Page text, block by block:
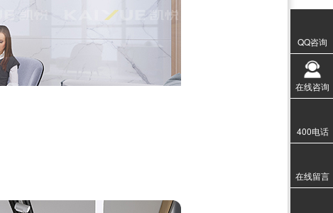
QQ咨询
在线咨询
400电话
在线留言